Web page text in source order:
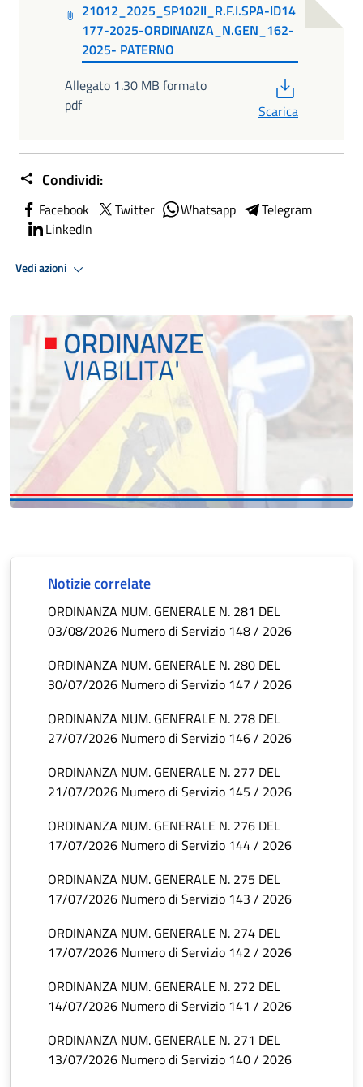
21012_2025_SP102II_R.F.I.SPA-ID14
177-2025-ORDINANZA_N.GEN_162-
2025- PATERNO
Allegato 1.30 MB formato
pdf
Scarica
Condividi:
Facebook Twitter Whatsapp
Telegram
LinkedIn
Vedi azioni
Notizie correlate
ORDINANZA NUM. GENERALE N. 281 DEL
03/08/2026 Numero di Servizio 148 / 2026
ORDINANZA NUM. GENERALE N. 280 DEL
30/07/2026 Numero di Servizio 147 / 2026
ORDINANZA NUM. GENERALE N. 278 DEL
27/07/2026 Numero di Servizio 146 / 2026
ORDINANZA NUM. GENERALE N. 277 DEL
21/07/2026 Numero di Servizio 145 / 2026
ORDINANZA NUM. GENERALE N. 276 DEL
17/07/2026 Numero di Servizio 144 / 2026
ORDINANZA NUM. GENERALE N. 275 DEL
17/07/2026 Numero di Servizio 143 / 2026
ORDINANZA NUM. GENERALE N. 274 DEL
17/07/2026 Numero di Servizio 142 / 2026
ORDINANZA NUM. GENERALE N. 272 DEL
14/07/2026 Numero di Servizio 141 / 2026
ORDINANZA NUM. GENERALE N. 271 DEL
13/07/2026 Numero di Servizio 140 / 2026